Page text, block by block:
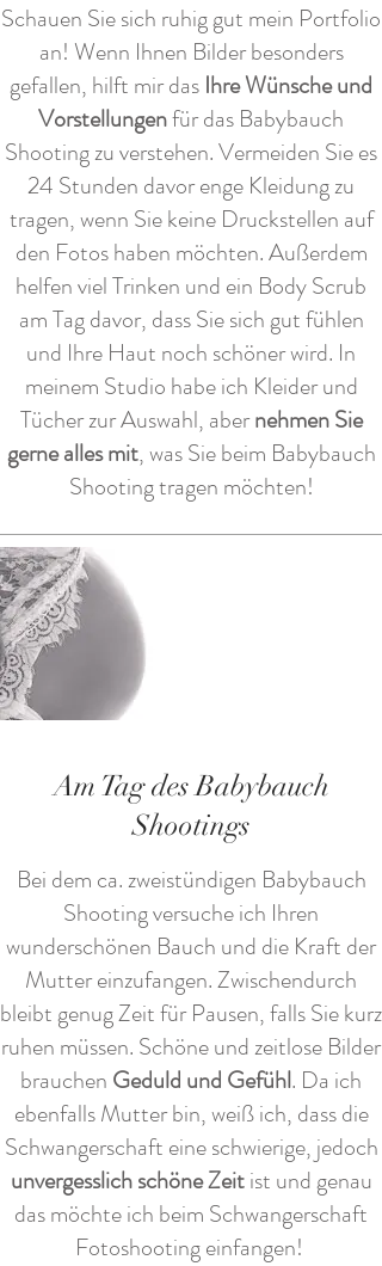
Schauen Sie sich ruhig gut mein Portfolio
an! Wenn Ihnen Bilder besonders
gefallen, hilft mir das Ihre Wünsche und
Vorstellungenfür das Babybauch
Shooting zu verstehen. Vermeiden Sie es
24 Stunden davor enge Kleidung zu
tragen, wenn Sie keine Druckstellen auf
den Fotos haben möchten. Außerdem
helfen viel Trinken und ein Body Scrub
am Tag davor, dass Sie sich gut fühlen
und Ihre Haut noch schöner wird. In
meinem Studio habe ich Kleider und
Tücher zur Auswahl, abernehmen Sie
gerne alles mit, was Sie beim Babybauch
Shooting tragen möchten!
Am Tag des Babybauch
Shootings
Bei dem ca. zweistündigen Babybauch
Shooting versuche ich Ihren
wunderschönen Bauch und die Kraft der
Mutter einzufangen. Zwischendurch
bleibt genug Zeit für Pausen, falls Sie kurz
ruhen müssen. Schöne und zeitlose Bilder
brauchen Geduld und Gefühl. Da ich
ebenfalls Mutter bin, weiß ich, dass die
Schwangerschaft eine schwierige, jedoch
unvergesslich schöne Zeitist und genau
das möchte ich beim Schwangerschaft
Fotoshooting einfangen!